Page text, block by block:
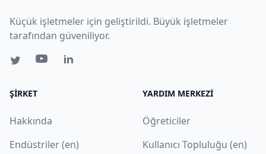
Küçük işletmeler için geliştirildi. Büyük işletmeler
tarafından güveniliyor.
ŞIRKET
Hakkında
Endüstriler (en)
YARDIM MERKEZI
Öğreticiler
Kullanıcı Topluluğu (en)